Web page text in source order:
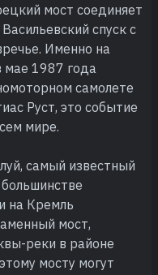
мост соединяет
спуск с
Именно на
мае 1987 года
самолете
Руст, это событие
мире.
самый известный
на Кремль
мост,
реки в районе
мосту могут